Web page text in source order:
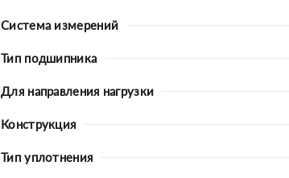
Система измерений
Тип подшипника
Для направления нагрузки
Конструкция
Тип уплотнения